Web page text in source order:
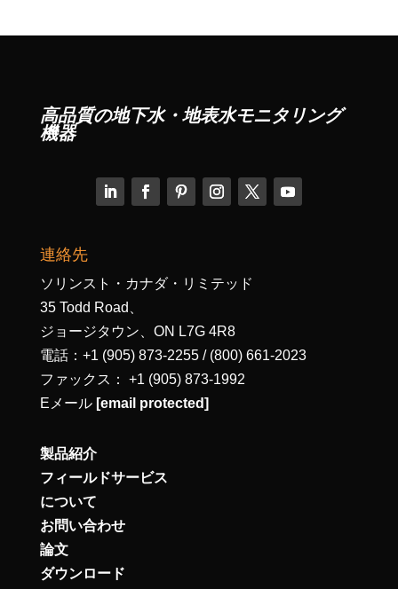
高品質の地下水・地表水モニタリング
機器
連絡先
ソリンスト・カナダ・リミテッド
35 Todd Road、
ジョージタウン、ON L7G 4R8
電話：+1 (905) 873-2255 / (800) 661-2023
ファックス： +1 (905) 873-1992
Eメール [email protected]
製品紹介
フィールドサービス
について
お問い合わせ
論文
ダウンロード